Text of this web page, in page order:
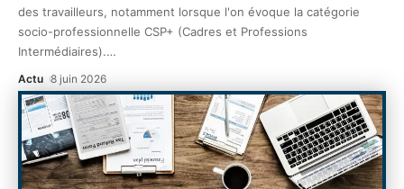
des travailleurs, notamment lorsque l'on évoque la catégorie
socio-professionnelle CSP+ (Cadres et Professions
Intermédiaires).…
Actu 8 juin 2026